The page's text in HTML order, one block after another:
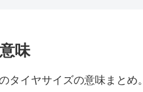
味
タイヤサイズの意味まとめ。